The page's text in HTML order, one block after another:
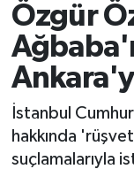
Özgür
İstanbul
hakkında
suçlamalarıyla
Asayiş
Bilim -
Çevre -
Dünya
Trafik
Süper Lig
Tüm
Son Dakika